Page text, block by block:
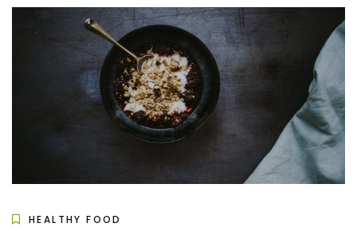
HEALTHY FOOD